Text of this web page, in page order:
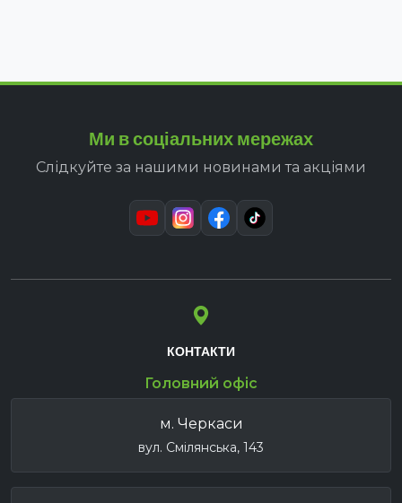
Ми в соціальних мережах
Слідкуйте за нашими новинами та акціями
КОНТАКТИ
Головний офіс
м. Черкаси
вул. Смілянська, 143